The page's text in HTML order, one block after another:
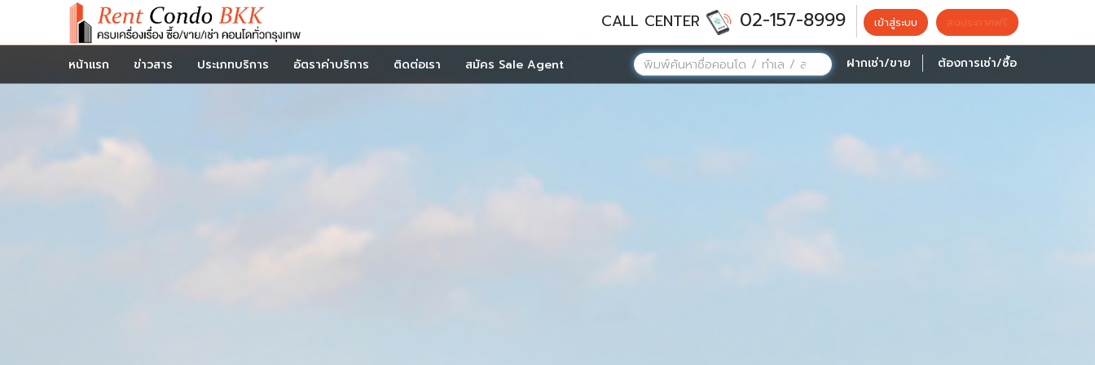
CALL CENTER 02-157-8999 เข้าสู่ระบบ ลงประกาศฟรี
หน้าแรก ข่าวสาร ประเภทบริการ อัตราค่าบริการ ติดต่อเรา สมัคร Sale Agent ฝากเช่า/ขาย ต้องการเช่า/ซื้อ